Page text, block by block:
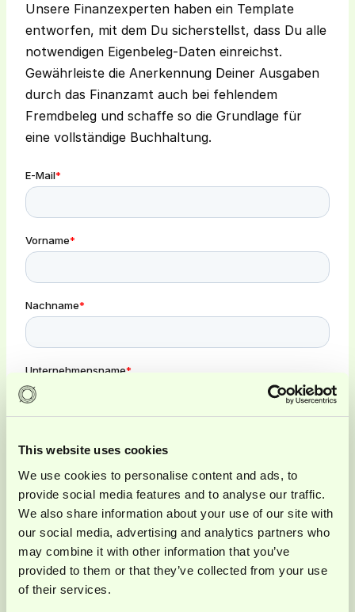
This website uses cookies
We use cookies to personalise content and ads, to
provide social media features and to analyse our traffic.
We also share information about your use of our site with
our social media, advertising and analytics partners who
may combine it with other information that you’ve
provided to them or that they’ve collected from your use
of their services.
Unsere Finanzexperten haben ein Template
entworfen, mit dem Du sicherstellst, dass Du alle
notwendigen Eigenbeleg-Daten einreichst.
Gewährleiste die Anerkennung Deiner Ausgaben
durch das Finanzamt auch bei fehlendem
Fremdbeleg und schaffe so die Grundlage für
eine vollständige Buchhaltung.